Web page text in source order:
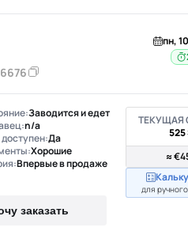
пн,
Заводится и едет
n/a
Да
Хорошие
Впервые в продаже
заказать
ТЕКУЩАЯ
525
≈
для